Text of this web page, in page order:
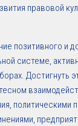
правовой
позитивного и
системе,
Достигнуть
политическими